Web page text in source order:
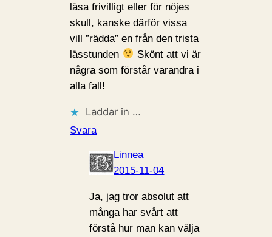
läsa frivilligt eller för nöjes
skull, kanske därför vissa
vill ”rädda” en från den trista
lässtunden
Skönt att vi är
några som förstår varandra i
alla fall!
Laddar in …
Svara
Linnea
2015-11-04
Ja, jag tror absolut att
många har svårt att
förstå hur man kan välja